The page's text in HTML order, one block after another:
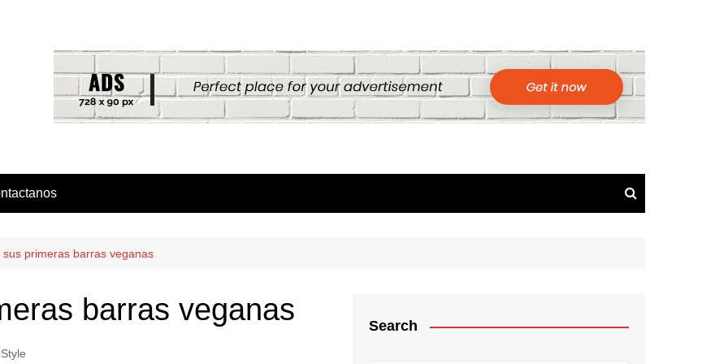
primeras barras veganas
barras veganas Search